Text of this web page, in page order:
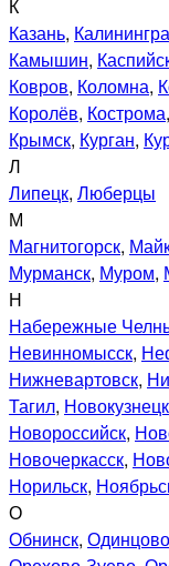
К
Казань,
Камышин,
Ковров, Коломна,
Королёв, Кострома,
Крымск, Курган,
Л
Липецк, Люберцы
М
Магнитогорск,
Мурманск, Муром,
Н
Набережные
Невинномысск,
Нижневартовск,
Тагил, Новокузнецк
Новороссийск,
Новочеркасск,
Норильск,
О
Обнинск, Одинцово